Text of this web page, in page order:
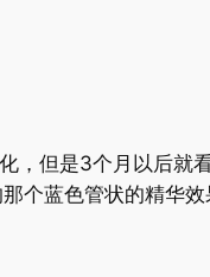
但是3个月以后就
个蓝色管状的精华